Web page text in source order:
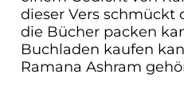
dieser Vers schmückt
die Bücher packen
Buchladen kaufen
Ramana Ashram